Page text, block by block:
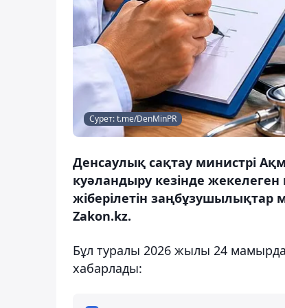
Сурет: t.me/DenMinPR
Денсаулық сақтау министрі
куәландыру кезінде
жіберілетін заңбұзушылықтар
Zakon.kz.
Бұл туралы 2026 жылы 24 мамырда
хабарлады: